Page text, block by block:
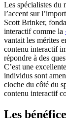
Les spécialistes du
l’accent sur
Scott Brinker,
interactif comme la
vantait les mérites
contenu interactif
répondre à des
C’est une
individus sont
cloche du côté du
contenu interactif
Les